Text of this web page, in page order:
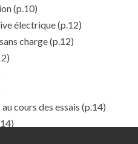
(p.10)
électrique(p.12)
charge(p.12)
cours des essais (p.14)